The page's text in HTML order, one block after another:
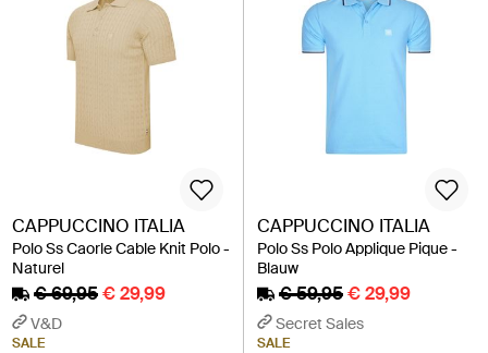
CAPPUCCINO ITALIA
Polo Ss Caorle Cable Knit Polo -
Naturel
€ 69,95€ 29,99
V&D
SALE
CAPPUCCINO ITALIA
Polo Ss Polo Applique Pique -
Blauw
€ 59,95€ 29,99
Secret Sales
SALE